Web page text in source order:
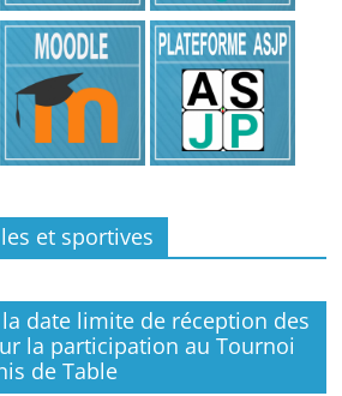
et sportives
date limite de réception des
la participation au Tournoi
de Table